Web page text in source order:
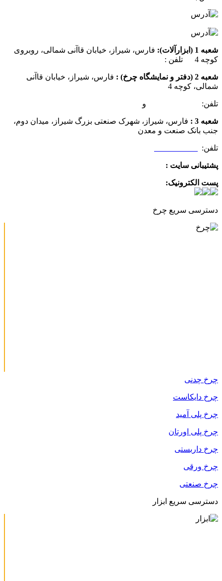
شعبه 1 (ابزارآلات):
فارس، شیراز، خیابان قاآنی شمالی، روبروی
کوچه 4 تلفن :
شعبه 2 (دفتر و نمایشگاه چرخ) :
فارس، شیراز، خیابان قاآنی
شمالی، کوچه 4
تلفن: و
شعبه 3 :
فارس، شیراز، شهرک صنعتی بزرگ شیراز، میدان دوم،
جنب بانک صنعت و معدن
تلفن:
پشتیبانی سایت :
پست الکترونیک:
دسترسی سریع چرخ
چرخ چدنی
چرخ دایکاست
چرخ پلی آمید
چرخ پلی اورتان
چرخ داربستی
چرخ ورقی
چرخ صنعتی
دسترسی سریع ابزار